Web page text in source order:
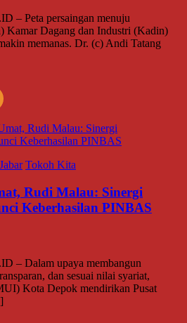
– Peta persaingan menuju
Kamar Dagang dan Industri (Kadin)
memanas. Dr. (c) Andi Tatang
Tokoh Kita
Rudi Malau: Sinergi
Keberhasilan PINBAS
– Dalam upaya membangun
dan sesuai nilai syariat,
Kota Depok mendirikan Pusat